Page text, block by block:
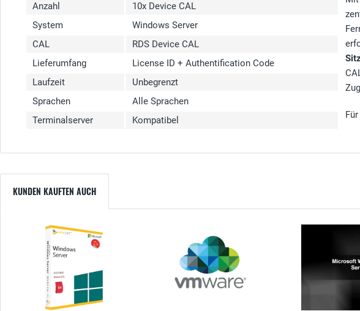
Anzahl
10x Device CAL
System
Windows Server
CAL
RDS Device CAL
Lieferumfang
License ID + Authentification Code
Laufzeit
Unbegrenzt
Sprachen
Alle Sprachen
Terminalserver
Kompatibel
KUNDEN KAUFTEN AUCH